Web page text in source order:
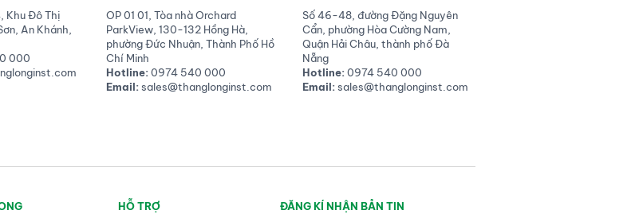
Khu Đô Thị
An Khánh,
000
OP 01 01, Tòa nhà Orchard
ParkView, 130-132 Hồng Hà,
phường Đức Nhuận, Thành Phố Hồ
Chí Minh
Hotline:0974 540 000
Email:sales@thanglonginst.com
Số 46-48, đường Đặng Nguyên
Cẩn, phường Hòa Cường Nam,
Quận Hải Châu, thành phố Đà
Nẵng
Hotline:0974 540 000
Email:sales@thanglonginst.com
HỖ TRỢ ĐĂNG KÍ NHẬN BẢN TIN